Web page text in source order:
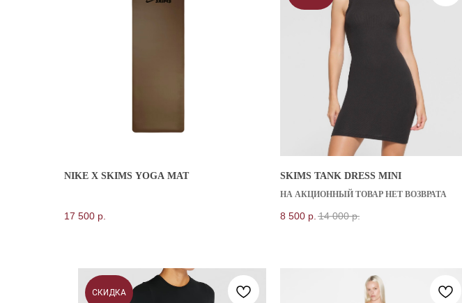
NIKE X SKIMS YOGA MAT
17 500 р.
SKIMS TANK DRESS MINI
НА АКЦИОННЫЙ ТОВАР НЕТ ВОЗВРАТА
8 500 р. 14 000 р.
СКИДКА